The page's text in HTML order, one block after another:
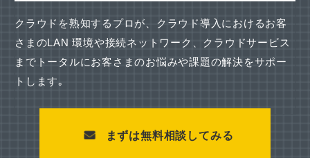
クラウドを熟知するプロが、クラウド導入におけるお客
さまのLAN 環境や接続ネットワーク、
クラウドサービス
までトータルにお客さまのお悩みや課題の解決をサポー
トします｡
まずは無料相談してみる